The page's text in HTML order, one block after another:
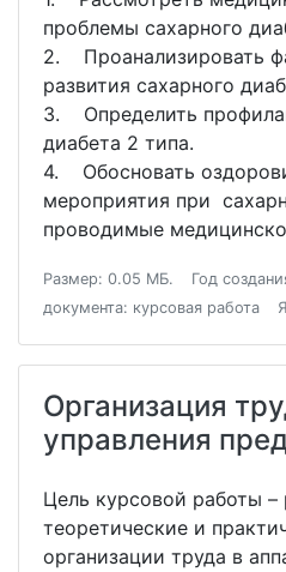
проблемы сахарного
2. Проанализировать
развития сахарного
3. Определить
диабета 2 типа.
4. Обосновать
мероприятия при
проводимые
Размер: 0.05 МБ. Год
документа: курсовая работа
Организация
управления
Цель курсовой работы –
теоретические и
организации труда в